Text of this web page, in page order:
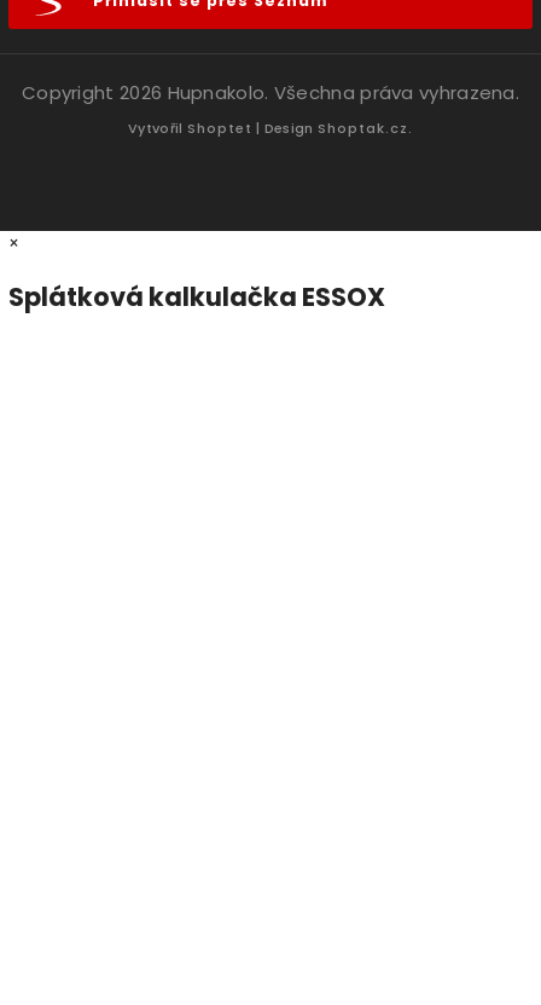
Copyright 2026 Hupnakolo. Všechna práva vyhrazena.
Vytvořil Shoptet | Design Shoptak.cz.
×
Splátková kalkulačka ESSOX